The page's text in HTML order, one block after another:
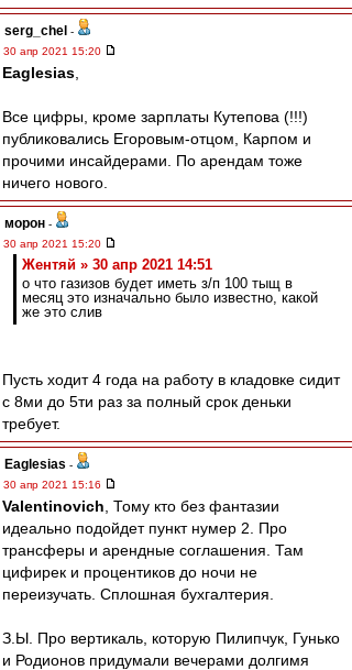
serg_chel -
30 апр 2021 15:20
Eaglesias
Все цифры, кроме зарплаты Кутепова (!!!)
публиковались Егоровым-отцом, Карпом и
прочими инсайдерами. По арендам тоже
ничего нового.
морон -
30 апр 2021 15:20
Жентяй » 30 апр 2021 14:51
о что газизов будет иметь з/п 100 тыщ в
месяц это изначально было известно, какой
же это слив
Пусть ходит 4 года на работу в кладовке сидит
с 8ми до 5ти раз за полный срок деньки
требует.
Eaglesias -
30 апр 2021 15:16
Valentinovich , Тому кто без фантазии
идеально подойдет пункт нумер 2. Про
трансферы и арендные соглашения. Там
цифирек и процентиков до ночи не
переизучать. Сплошная бухгалтерия.
З.Ы. Про вертикаль, которую Пилипчук, Гунько
и Родионов придумали вечерами долгимя